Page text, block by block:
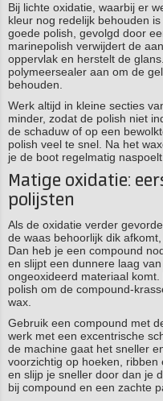
Bij lichte oxidatie, waarbij er
kleur nog redelijk behouden
goede polish, gevolgd door
marinepolish verwijdert de
oppervlak en herstelt de
polymeersealer aan om de
behouden.
Werk altijd in kleine secties
minder, zodat de polish niet
de schaduw of op een
polish veel te snel. Na het
je de boot regelmatig
Matige oxidatie:
polijsten
Als de oxidatie verder
de waas behoorlijk dik
Dan heb je een compound
en slijpt een dunnere laag
ongeoxideerd materiaal
polish om de compound-
wax.
Gebruik een compound met
werk met een excentrische
de machine gaat het sneller
voorzichtig op hoeken,
en slijp je sneller door dan je
bij compound en een zachte